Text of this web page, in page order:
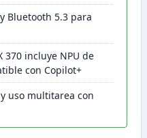
Bluetooth 5.3 para
370 incluye NPU de
con Copilot+
uso multitarea con